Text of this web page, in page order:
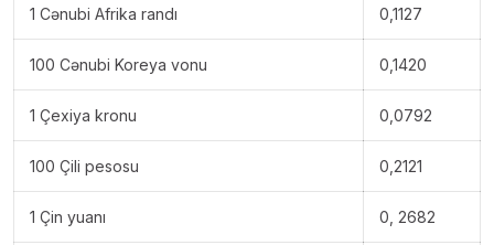
1 Cənubi Afrika randı 0,1127
100 Cənubi Koreya vonu 0,1420
1 Çexiya kronu 0,0792
100 Çili pesosu 0,2121
1 Çin yuanı 0, 2682